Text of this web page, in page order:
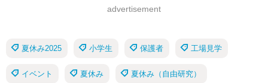
advertisement
夏休み2025 小学生 保護者 工場見学
イベント 夏休み 夏休み（自由研究）